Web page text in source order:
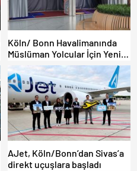
Köln/ Bonn Havalimanında
Müslüman Yolcular İçin Yeni
İbadet Alanları Açıldı
AJet, Köln/Bonn’dan Sivas’a
direkt uçuşlara başladı